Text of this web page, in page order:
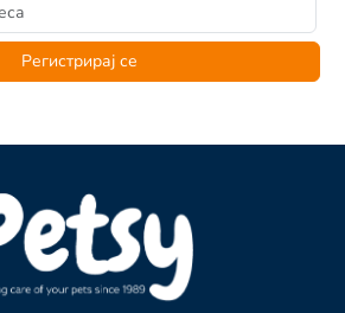
Регистрирај се